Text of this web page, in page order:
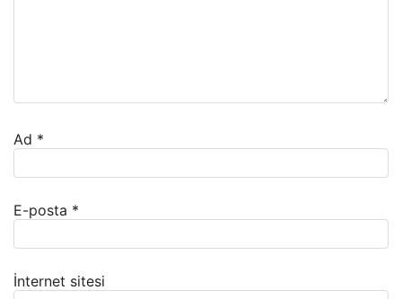
Ad *
E-posta *
İnternet sitesi